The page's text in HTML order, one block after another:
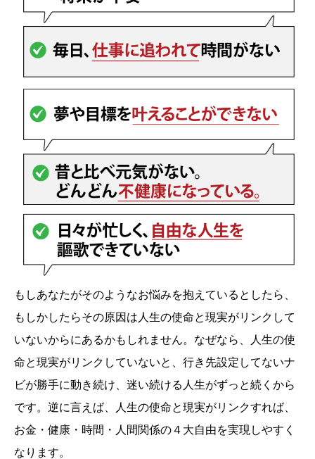
もしあなたがそのようなお悩みを抱えているとしたら、
もしかしたらその原因は人生の使命と現実がリンクして
いないからにあるかもしれません。なぜなら、人生の使
命と現実がリンクしていないと、行き先設定してないナ
ビが勝手に動き続け、迷い続ける人生がずっと続くから
です。逆に言えば、人生の使命と現実がリンクすれば、
お金・健康・時間・人間関係の４大自由を実現しやすく
なります。